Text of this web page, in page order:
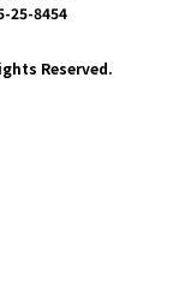
25-8454
Reserved.